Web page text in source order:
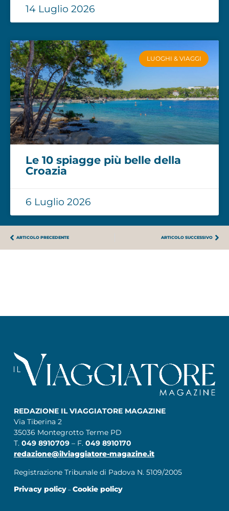
14 Luglio 2026
LUOGHI & VIAGGI
Le 10 spiagge più belle della
Croazia
6 Luglio 2026
ARTICOLO PRECEDENTE ARTICOLO SUCCESSIVO
REDAZIONE IL VIAGGIATORE MAGAZINE
Via Tiberina 2
35036 Montegrotto Terme PD
T. 049 8910709 – F. 049 8910170
redazione@ilviaggiatore-magazine.it
Registrazione Tribunale di Padova N. 5109/2005
Privacy policy– Cookie policy